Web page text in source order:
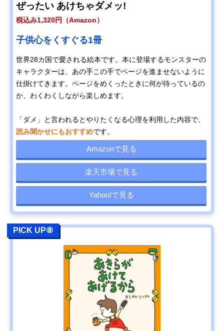
ぜったい あけちゃダメッ!
税込み1,320円（Amazon）
子供心をくすぐる1冊
世界28カ国で愛される絵本です。本に登場するモンスターの
キャラクターは、あの手この手でページを進ませないように
仕掛けてきます。ページをめくったときに何が待っているの
か、わくわくしながら楽しめます。
「ダメ」と言われるとやりたくなる心理を利用した内容で、
読み聞かせにもおすすめです。
Amazonで見る
楽天市場で見る
Yahoo!で見る
PICK UP⑧